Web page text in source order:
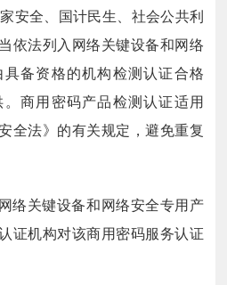
安全、国计民生、社会公共利
依法列入网络关键设备和网络
备资格的机构检测认证合格
商用密码产品检测认证适用
全法》的有关规定，避免重复
络关键设备和网络安全专用产
证机构对该商用密码服务认证